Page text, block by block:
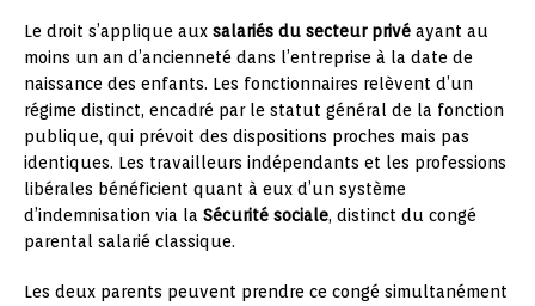
Le droit s’applique aux salariés du secteur privé ayant au
moins un an d’ancienneté dans l’entreprise à la date de
naissance des enfants. Les fonctionnaires relèvent d’un
régime distinct, encadré par le statut général de la fonction
publique, qui prévoit des dispositions proches mais pas
identiques. Les travailleurs indépendants et les professions
libérales bénéficient quant à eux d’un système
d’indemnisation via la Sécurité sociale, distinct du congé
parental salarié classique.
Les deux parents peuvent prendre ce congé simultanément